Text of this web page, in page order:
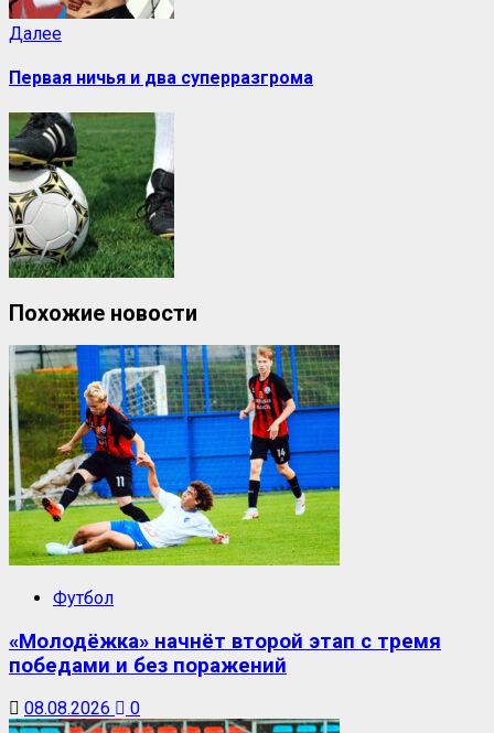
Далее
Первая ничья и два суперразгрома
Похожие новости
Футбол
«Молодёжка» начнёт второй этап с тремя
победами и без поражений
08.08.2026 0